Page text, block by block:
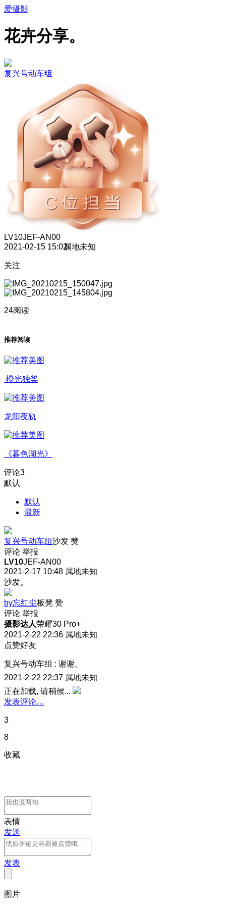
爱摄影
花卉分享。
复兴号动车组
LV10JEF-AN00
2021-02-15 15:02属地未知
关注
24阅读
推荐阅读
橙光独桨
龙阳夜轨
《暮色湖光》
评论3
默认
默认
最新
复兴号动车组沙发 赞
评论 举报
LV10JEF-AN00
2021-2-17 10:48 属地未知
沙发。
by忘红尘板凳 赞
评论 举报
摄影达人荣耀30 Pro+
2021-2-22 22:36 属地未知
点赞好友
复兴号动车组 : 谢谢。
2021-2-22 22:37 属地未知
正在加载, 请稍候...
发表评论…
3
8
收藏
表情
发送
发表
图片